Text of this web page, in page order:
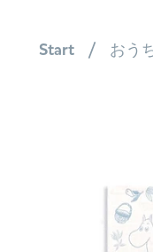
Start おう